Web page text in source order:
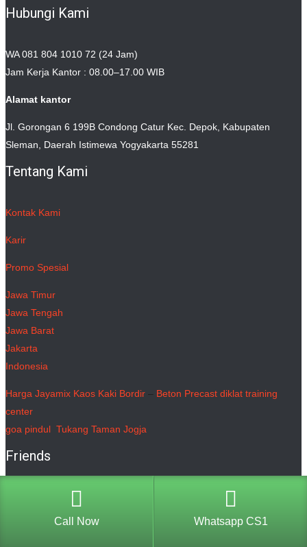
Hubungi Kami
WA 081 804 1010 72 (24 Jam)
Jam Kerja Kantor : 08.00–17.00 WIB
Alamat kantor
Jl. Gorongan 6 199B Condong Catur Kec. Depok, Kabupaten
Sleman, Daerah Istimewa Yogyakarta 55281
Tentang Kami
Kontak Kami
Karir
Promo Spesial
Jawa Timur
Jawa Tengah
Jawa Barat
Jakarta
Indonesia
Harga Jayamix Kaos Kaki Bordir – Beton Precast diklat training
center
goa pindul Tukang Taman Jogja
Friends
Call Now Whatsapp CS1